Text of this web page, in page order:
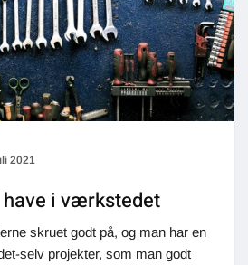
2021
i værkstedet
skruet godt på, og man har en
selv projekter, som man godt